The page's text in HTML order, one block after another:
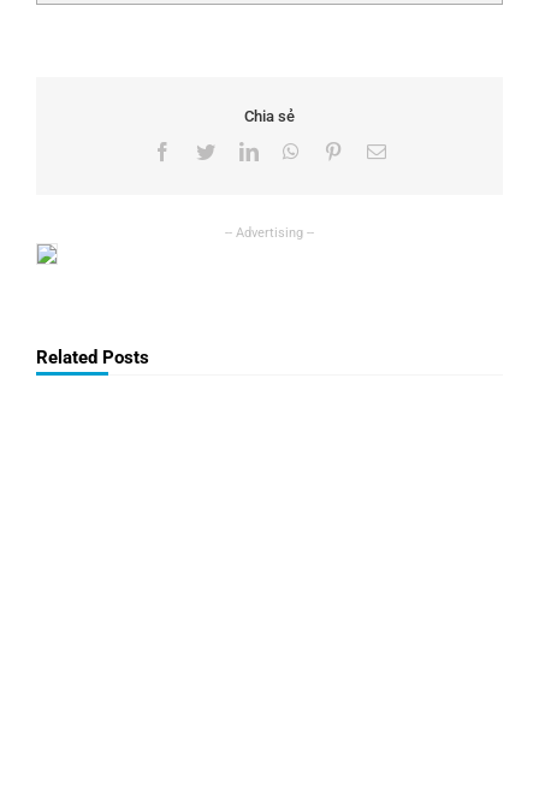
Chia sẻ
Facebook
TwitterLinkedInWhatsApp
PinterestEmail
Related Posts